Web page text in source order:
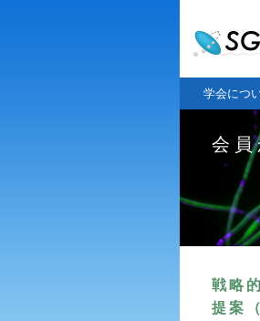
学会につ
会員
戦略
提案